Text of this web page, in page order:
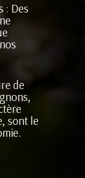
: Des
de
sont le